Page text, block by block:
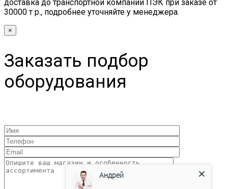
доставка до транспортной компании ПЭК при заказе от
30000 т р., подробнее уточняйте у менеджера.
×
Заказать подбор
оборудования
Андрей